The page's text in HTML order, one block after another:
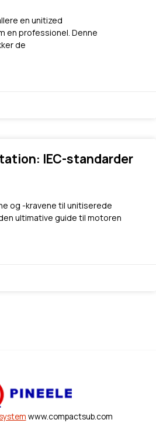
en unitized
en professionel. Denne
de
IEC-standarder
og -kravene til unitiserede
ultimative guide til motoren
www.compactsub.com